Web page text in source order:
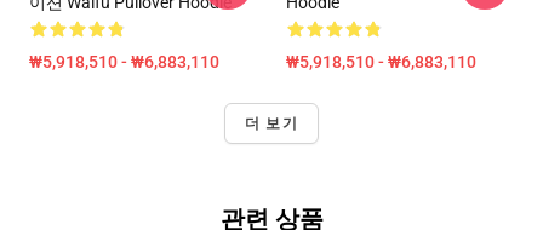
₩5,918,510 - ₩6,883,110 ₩5,918,510 - ₩6,883,110
더 보기
관련 상품